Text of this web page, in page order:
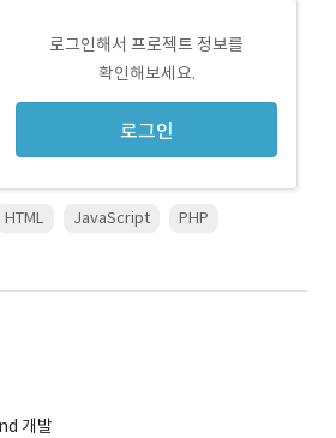
로그인해서 프로젝트 정보를
확인해보세요.
로그인
HTML JavaScript PHP
개발